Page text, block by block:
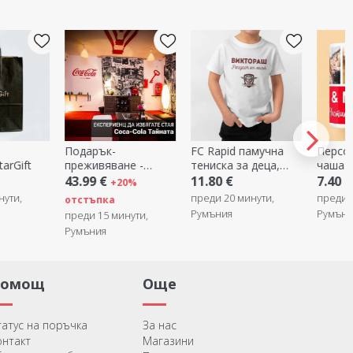
-
FC Rapid памучна
тениска за деца,
персонализирана с
11.80 €
преди 20 минути,
Румъния
Персонализирана
чаша с 3 снимки и
текст
7.40 €
преди 31 минути,
Румъния
3.80 €
преди
на поръчка
Още
За нас
Магазини